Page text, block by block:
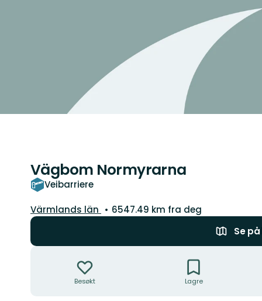
Vägbom Normyrarna
Veibarriere
Fylke:
Värmlands län
6547.49 km fra deg
Se
Besøkt Lagre